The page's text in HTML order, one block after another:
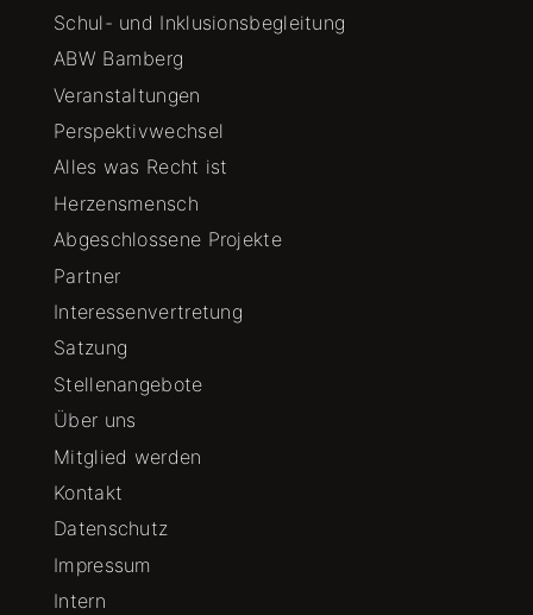
Schul- und Inklusionsbegleitung
ABW Bamberg
Veranstaltungen
Perspektivwechsel
Alles was Recht ist
Herzensmensch
Abgeschlossene Projekte
Partner
Interessenvertretung
Satzung
Stellenangebote
Über uns
Mitglied werden
Kontakt
Datenschutz
Impressum
Intern